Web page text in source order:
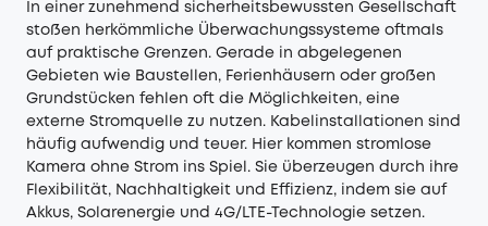
In einer zunehmend sicherheitsbewussten Gesellschaft
stoßen herkömmliche Überwachungssysteme oftmals
auf praktische Grenzen. Gerade in abgelegenen
Gebieten wie Baustellen, Ferienhäusern oder großen
Grundstücken fehlen oft die Möglichkeiten, eine
externe Stromquelle zu nutzen. Kabelinstallationen sind
häufig aufwendig und teuer. Hier kommen stromlose
Kamera ohne Strom ins Spiel. Sie überzeugen durch ihre
Flexibilität, Nachhaltigkeit und Effizienz, indem sie auf
Akkus, Solarenergie und 4G/LTE-Technologie setzen.